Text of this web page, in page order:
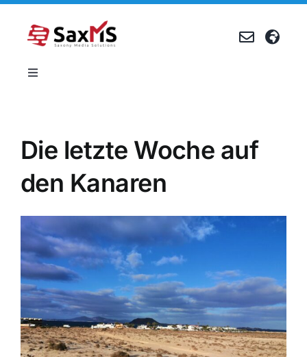
springen
Toggle
Referenzen
Karriere
Events
Blog
Die letzte Woche auf
den Kanaren